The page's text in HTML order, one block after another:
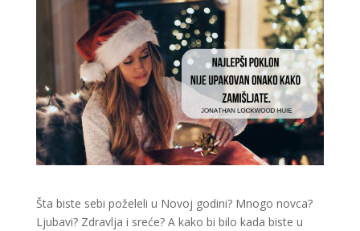
Šta biste sebi poželeli u Novoj godini? Mnogo novca?
Ljubavi? Zdravlja i sreće? A kako bi bilo kada biste u